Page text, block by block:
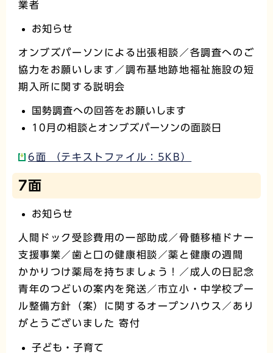
業者
お知らせ
オンブズパーソンによる出張相談／各調査へのご
協力をお願いします／調布基地跡地福祉施設の短
期入所に関する説明会
国勢調査への回答をお願いします
10月の相談とオンブズパーソンの面談日
6面 （テキストファイル：5KB）
7面
お知らせ
人間ドック受診費用の一部助成／骨髄移植ドナー
支援事業／歯と口の健康相談／薬と健康の週間
かかりつけ薬局を持ちましょう！／成人の日記念
青年のつどいの案内を発送／市立小・中学校プー
ル整備方針（案）に関するオープンハウス／あり
がとうございました 寄付
子ども・子育て